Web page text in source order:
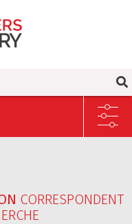
CORRESPONDENT